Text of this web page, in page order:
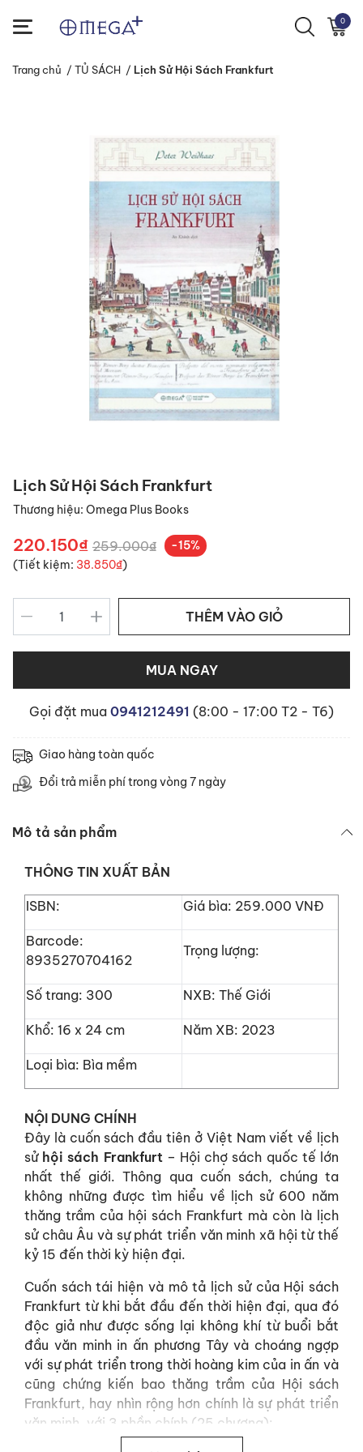
0
Trang chủ / TỦ SÁCH / Lịch Sử Hội Sách Frankfurt
Lịch Sử Hội Sách Frankfurt
Thương hiệu: Omega Plus Books
220.150₫ 259.000₫
-15%
(Tiết kiệm: 38.850₫)
THÊM VÀO GIỎ
MUA NGAY
Gọi đặt mua 0941212491 (8:00 - 17:00 T2 - T6)
Giao hàng toàn quốc
Đổi trả miễn phí trong vòng 7 ngày
Mô tả sản phẩm
THÔNG TIN XUẤT BẢN
ISBN: Giá bìa: 259.000 VNĐ
Barcode:
8935270704162
Trọng lượng:
Số trang: 300 NXB: Thế Giới
Khổ: 16 x 24 cm Năm XB: 2023
Loại bìa: Bìa mềm
NỘI DUNG CHÍNH
Đây là cuốn sách đầu tiên ở Việt Nam viết về lịch
sửhội sách Frankfurt – Hội chợ sách quốc tế lớn
nhất thế giới. Thông qua cuốn sách, chúng ta
không những được tìm hiểu về lịch sử 600 năm
thăng trầm của hội sách Frankfurt mà còn là lịch
sử châu Âu và sự phát triển văn minh xã hội từ thế
kỷ 15 đến thời kỳ hiện đại.
Cuốn sách tái hiện và mô tả lịch sử của Hội sách
Frankfurt từ khi bắt đầu đến thời hiện đại, qua đó
độc giả như được sống lại không khí từ buổi bắt
đầu văn minh in ấn phương Tây và choáng ngợp
với sự phát triển trong thời hoàng kim của in ấn và
cũng chứng kiến bao thăng trầm của Hội sách
Frankfurt, hay nhìn rộng hơn chính là sự phát triển
văn minh, với 3 phần chính (25 chương):